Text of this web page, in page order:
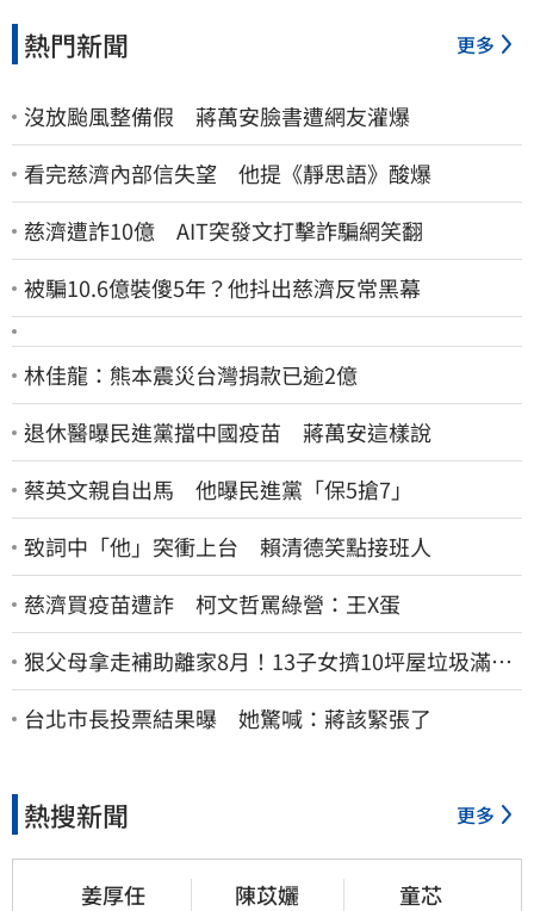
熱門新聞 更多
沒放颱風整備假 蔣萬安臉書遭網友灌爆
看完慈濟內部信失望 他提《靜思語》酸爆
慈濟遭詐10億 AIT突發文打擊詐騙網笑翻
被騙10.6億裝傻5年？他抖出慈濟反常黑幕
林佳龍：熊本震災台灣捐款已逾2億
退休醫曝民進黨擋中國疫苗 蔣萬安這樣說
蔡英文親自出馬 他曝民進黨「保5搶7」
致詞中「他」突衝上台 賴清德笑點接班人
慈濟買疫苗遭詐 柯文哲罵綠營：王X蛋
狠父母拿走補助離家8月！13子女擠10坪屋垃圾滿地
驚見幼童深夜遊蕩
台北市長投票結果曝 她驚喊：蔣該緊張了
熱搜新聞 更多
姜厚任 陳苡孋 童芯